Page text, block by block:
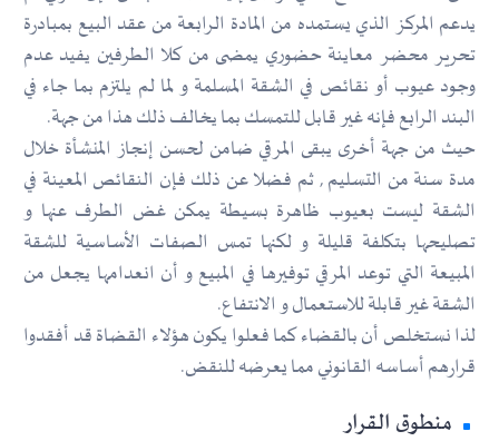
يدعم المركز الذي يستمده من المادة الرابعة من عقد البيع بمبادرة
تحرير محضر معاينة حضوري يمضى من كلا الطرفين يفيد عدم
وجود عيوب أو نقائص في الشقة المسلمة و لما لم يلتزم بما جاء في
البند الرابع فإنه غير قابل للتمسك بما يخالف ذلك هذا من جهة.
حيث من جهة أخرى يبقى المرقي ضامن لحسن إنجاز المنشأة خلال
مدة سنة من التسليم , ثم فضلا عن ذلك فإن النقائص المعينة في
الشقة ليست بعيوب ظاهرة بسيطة يمكن غض الطرف عنها و
تصليحها بتكلفة قليلة و لكنها تمس الصفات الأساسية للشقة
المبيعة التي توعد المرقي توفيرها في المبيع و أن انعدامها يجعل من
الشقة غير قابلة للاستعمال و الانتفاع.
لذا نستخلص أن بالقضاء كما فعلوا يكون هؤلاء القضاة قد أفقدوا
قرارهم أساسه القانوني مما يعرضه للنقض.
منطوق القرار